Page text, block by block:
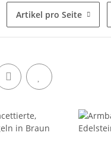
Artikel pro Seite